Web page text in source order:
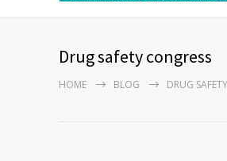
Drug safety congress
HOME BLOG DRUG